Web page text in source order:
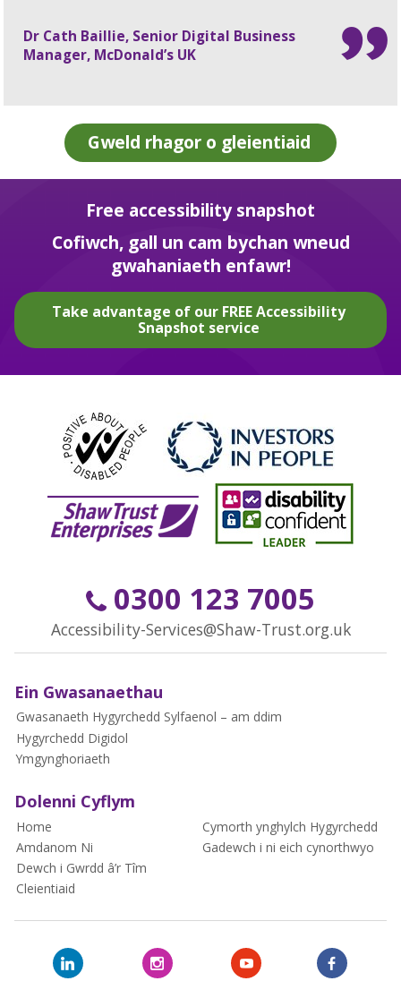
Dr Cath Baillie, Senior Digital Business
Manager, McDonald’s UK
Gweld rhagor o gleientiaid
Free accessibility snapshot
Cofiwch, gall un cam bychan wneud
gwahaniaeth enfawr!
Take advantage of our FREE Accessibility
Snapshot service
0300 123 7005
Accessibility-Services@Shaw-Trust.org.uk
Ein Gwasanaethau
Gwasanaeth Hygyrchedd Sylfaenol – am ddim
Hygyrchedd Digidol
Ymgynghoriaeth
Dolenni Cyflym
Home
Amdanom Ni
Dewch i Gwrdd â’r Tîm
Cleientiaid
Cymorth ynghylch Hygyrchedd
Gadewch i ni eich cynorthwyo